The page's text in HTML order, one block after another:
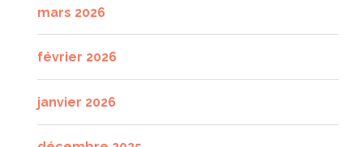
mars 2026
février 2026
janvier 2026